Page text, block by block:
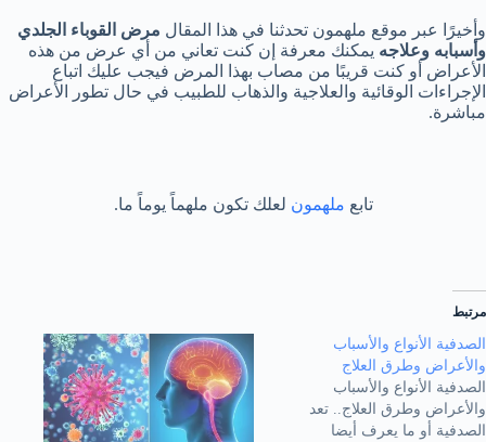
وأخيرًا عبر موقع ملهمون تحدثنا في هذا المقال مرض القوباء الجلدي
وأسبابه وعلاجه يمكنك معرفة إن كنت تعاني من أي عرض من هذه
الأعراض أو كنت قريبًا من مصاب بهذا المرض فيجب عليك اتباع
الإجراءات الوقائية والعلاجية والذهاب للطبيب في حال تطور الأعراض
مباشرة.
تابع ملهمون لعلك تكون ملهماً يوماً ما.
مرتبط
الصدفية الأنواع والأسباب
والأعراض وطرق العلاج
الصدفية الأنواع والأسباب
والأعراض وطرق العلاج.. تعد
الصدفية أو ما يعرف أيضا